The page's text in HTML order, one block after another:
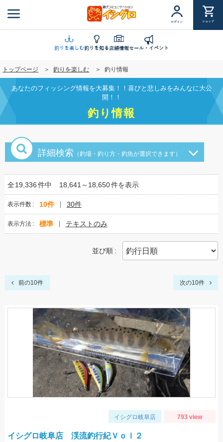
ン
に
移
動
ログイン ショップ
釣りを楽しむ釣りを知る店舗情報セール・イベント
トップページ 釣りを楽しむ 釣り情報
あなたのフィッシング情報を大募集！！喜びと悲しみをみんなに大公
開！！
釣り情報
詳細検索 （釣場・釣り方・釣魚が選択できます）
全19,336件中 18,641～18,650件を表示
表示件数 10件 30件
表示方法 標準 テキストのみ
並び順
前の10件 次の10件
イシグロ岐阜店 793 view
イシグロ岐阜店 渓流釣行紀Ｖｏｌ２